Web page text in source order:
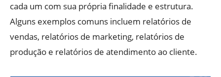
cada um com sua própria finalidade e estrutura.
Alguns exemplos comuns incluem relatórios de
vendas, relatórios de marketing, relatórios de
produção e relatórios de atendimento ao cliente.